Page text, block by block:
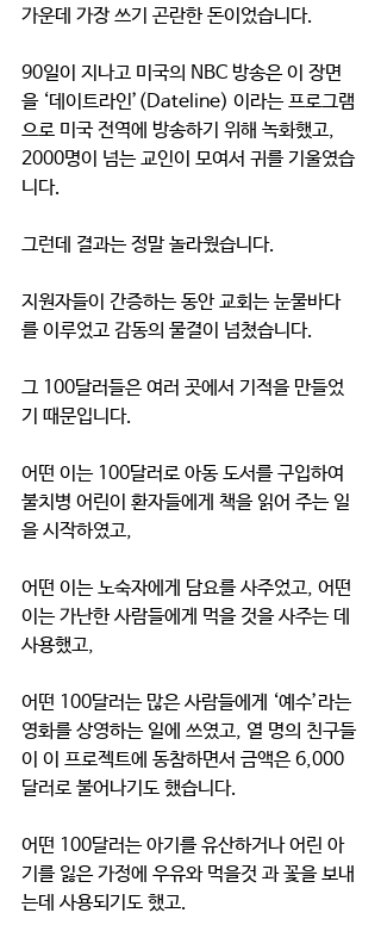
가운데 가장 쓰기 곤란한 돈이었습니다.
90일이 지나고 미국의 NBC 방송은 이 장면
을 ‘데이트라인’(Dateline) 이라는 프로그램
으로 미국 전역에 방송하기 위해 녹화했고,
2000명이 넘는 교인이 모여서 귀를 기울였습
니다.
그런데 결과는 정말 놀라웠습니다.
지원자들이 간증하는 동안 교회는 눈물바다
를 이루었고 감동의 물결이 넘쳤습니다.
그 100달러들은 여러 곳에서 기적을 만들었
기 때문입니다.
어떤 이는 100달러로 아동 도서를 구입하여
불치병 어린이 환자들에게 책을 읽어 주는 일
을 시작하였고,
어떤 이는 노숙자에게 담요를 사주었고, 어떤
이는 가난한 사람들에게 먹을 것을 사주는 데
사용했고,
어떤 100달러는 많은 사람들에게 ‘예수’라는
영화를 상영하는 일에 쓰였고, 열 명의 친구들
이 이 프로젝트에 동참하면서 금액은 6,000
달러로 불어나기도 했습니다.
어떤 100달러는 아기를 유산하거나 어린 아
기를 잃은 가정에 우유와 먹을것 과 꽃을 보내
는데 사용되기도 했고.